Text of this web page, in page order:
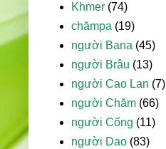
Khmer (74)
chămpa (19)
người Bana (45)
người Brâu (13)
người Cao Lan (7)
người Chăm (66)
người Cống (11)
người Dao (83)